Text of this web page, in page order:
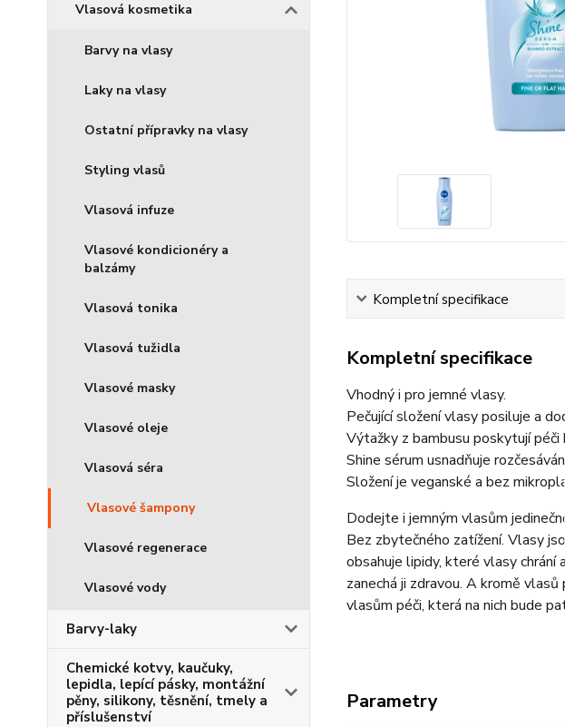
Vlasová kosmetika
Barvy na vlasy
Laky na vlasy
Ostatní přípravky na vlasy
Styling vlasů
Vlasová infuze
Vlasové kondicionéry a
balzámy
Vlasová tonika
Vlasová tužidla
Vlasové masky
Vlasové oleje
Vlasová séra
Vlasové šampony
Vlasové regenerace
Vlasové vody
Barvy-laky
Chemické kotvy, kaučuky,
lepidla, lepící pásky, montážní
pěny, silikony, těsnění, tmely a
příslušenství
Kompletní specifikace
Kompletní specifikace
Vhodný i pro jemné vlasy.
Pečující složení vlasy posiluje a
Výtažky z bambusu poskytují
Shine sérum usnadňuje
Složení je veganské a bez
Dodejte i jemným vlasům
Bez zbytečného zatížení. Vlasy
obsahuje lipidy, které vlasy chrání
zanechá ji zdravou. A kromě
vlasům péči, která na nich bude
Parametry